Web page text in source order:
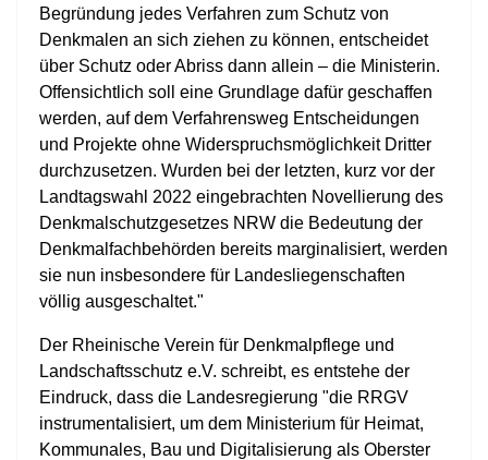
Begründung jedes Verfahren zum Schutz von
Denkmalen an sich ziehen zu können, entscheidet
über Schutz oder Abriss dann allein – die Ministerin.
Offensichtlich soll eine Grundlage dafür geschaffen
werden, auf dem Verfahrensweg Entscheidungen
und Projekte ohne Widerspruchsmöglichkeit Dritter
durchzusetzen. Wurden bei der letzten, kurz vor der
Landtagswahl 2022 eingebrachten Novellierung des
Denkmalschutzgesetzes NRW die Bedeutung der
Denkmalfachbehörden bereits marginalisiert, werden
sie nun insbesondere für Landesliegenschaften
völlig ausgeschaltet."
Der Rheinische Verein für Denkmalpflege und
Landschaftsschutz e.V. schreibt, es entstehe der
Eindruck, dass die Landesregierung "die RRGV
instrumentalisiert, um dem Ministerium für Heimat,
Kommunales, Bau und Digitalisierung als Oberster